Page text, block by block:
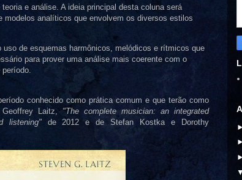
e análise. A ideia principal desta coluna será
modelos analíticos que envolvem os diversos estilos
uso de esquemas harmônicos, melódicos e rítmicos que
para prover uma análise mais coerente com o
conhecido como prática comum e que terão como
Laitz, "The complete musician: an integrated
listening"de 2012 e de Stefan Kostka e Dorothy